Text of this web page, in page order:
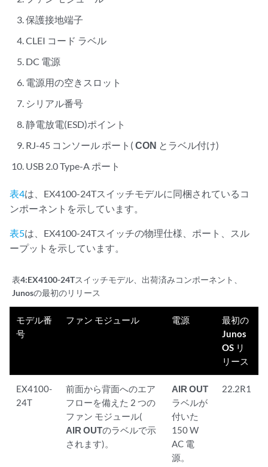
保護接地端子
CLEI コード ラベル
DC 電源
電源用の空きスロット
シリアル番号
静電放電(ESD)ポイント
RJ-45 コンソール ポート(CON とラベル付け)
USB 2.0 Type-A ポート
表4は、EX4100-24Tスイッチモデルに同梱されているコ
ンポーネントを示しています。
表5は、EX4100-24Tスイッチの物理仕様、ポート、スル
ープットを示しています。
表4:EX4100-24Tスイッチモデル、出荷済みコンポーネント、
Junosの最初のリリース
モデル番
号
ファン モジュール 電源
最初の
Junos
OS リ
リース
EX4100-
24T
前面から背面へのエア
フローを備えた 2 つの
ファン モジュール(
AIR OUTのラベルで示
されます)。
AIR OUT
ラベルが
付いた
150 W
AC 電
源。
22.2R1